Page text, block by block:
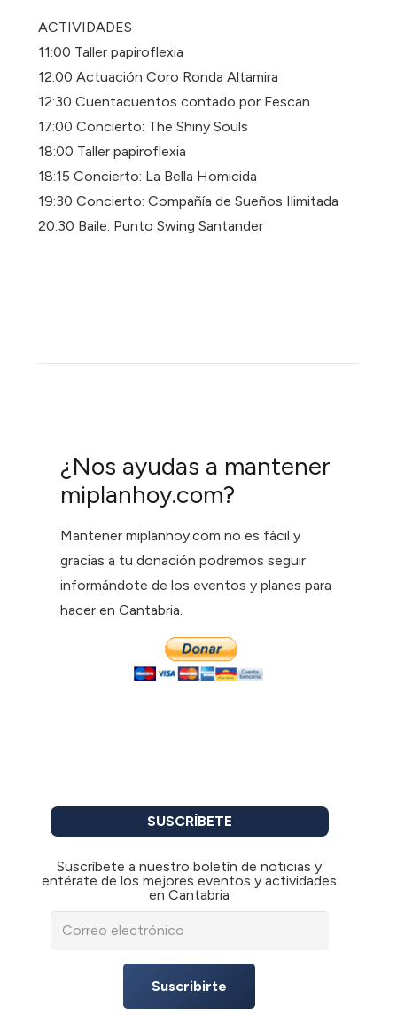
ACTIVIDADES
11:00 Taller papiroflexia
12:00 Actuación Coro Ronda Altamira
12:30 Cuentacuentos contado por Fescan
17:00 Concierto: The Shiny Souls
18:00 Taller papiroflexia
18:15 Concierto: La Bella Homicida
19:30 Concierto: Compañía de Sueños Ilimitada
20:30 Baile: Punto Swing Santander
¿Nos ayudas a mantener
miplanhoy.com?
Mantener miplanhoy.com no es fácil y
gracias a tu donación podremos seguir
informándote de los eventos y planes para
hacer en Cantabria.
SUSCRÍBETE
Suscríbete a nuestro boletín de noticias y
entérate de los mejores eventos y actividades
en Cantabria
Suscribirte